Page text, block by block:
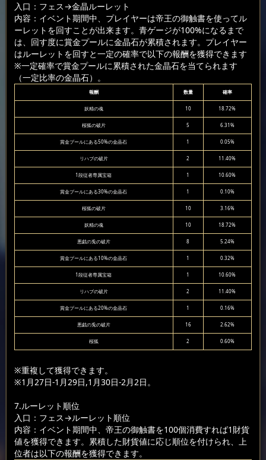
入口：フェス→金晶ルーレット
内容：イベント期間中、プレイヤーは帝王の御触書を使ってル
ーレットを回すことが出来ます。青ゲージが100%になるまで
は、回す度に賞金プールに金晶石が累積されます。プレイヤー
はルーレットを回すと一定の確率で以下の報酬を獲得できます
※一定確率で賞金プールに累積された金晶石を当てられます
（一定比率の金晶石）。
報酬 数量 確率
妖精の魂 10 18.72%
桜狐の破片 5 6.31%
賞金プールにある50%の金晶石 1 0.05%
リハブの破片 2 11.40%
1段従者専属宝箱 1 10.60%
賞金プールにある30%の金晶石 1 0.10%
桜狐の破片 10 3.16%
妖精の魂 10 18.72%
悪戯の兎の破片 8 5.24%
賞金プールにある10%の金晶石 1 0.32%
1段従者専属宝箱 1 10.60%
リハブの破片 2 11.40%
賞金プールにある20%の金晶石 1 0.16%
悪戯の兎の破片 16 2.62%
桜狐 2 0.60%
※重複して獲得できます。
※1月27日-1月29日,1月30日-2月2日。
7.ルーレット順位
入口：フェス→ルーレット順位
内容：イベント期間中、帝王の御触書を100個消費すれば1財貨
値を獲得できます。累積した財貨値に応じ順位を付けられ、上
位者は以下の報酬を獲得できます。